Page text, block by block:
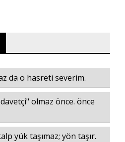
da o hasreti severim.
olmaz önce. önce
yük taşımaz; yön taşır.